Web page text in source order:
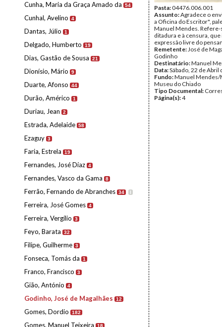
Cunha, Maria da Graça Amado da 54
Cunhal, Avelino 4
Dantas, Júlio 1
Delgado, Humberto 19
Dias, Gastão de Sousa 21
Dionísio, Mário 9
Duarte, Afonso 44
Durão, Américo 1
Duriau, Jean 2
Estrada, Adelaide 58
Ezaguy 3
Faria, Estrela 19
Fernandes, José Díaz 4
Fernandes, Vasco da Gama 8
Ferrão, Fernando de Abranches 34 I
Ferreira, José Gomes 4
Ferreira, Vergílio 3
Feyo, Barata 32
Filipe, Guilherme 3
Fonseca, Tomás da 1
Franco, Francisco 3
Gião, António 4
Godinho, José de Magalhães 12
Gomes, Dordio 182
Gomes, Manuel Teixeira 18
Pasta:04476.006.001
Assunto:Agradece o
a Oficina do Escritor",
Manuel Mendes. Refere-
ditadura e à censura,
expressão livre do
Remetente:José de
Godinho
Destinatário:Manuel
Data:Sábado, 22 de Abril
Fundo:Manuel Mendes/
Museu do Chiado
Tipo Documental:
Página(s):4